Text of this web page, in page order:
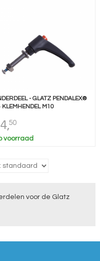
- GLATZ PENDALEX®
KLEMHENDEL M10
50
voorraad
voor de Glatz